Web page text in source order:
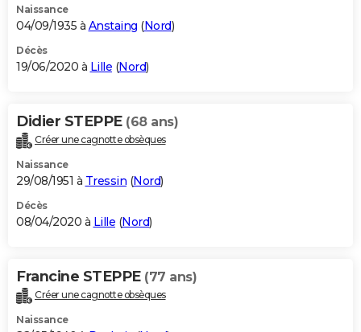
Naissance
04/09/1935 à Anstaing (Nord)
Décès
19/06/2020 à Lille (Nord)
Didier STEPPE (68 ans)
Créer une cagnotte obsèques
Naissance
29/08/1951 à Tressin (Nord)
Décès
08/04/2020 à Lille (Nord)
Francine STEPPE (77 ans)
Créer une cagnotte obsèques
Naissance